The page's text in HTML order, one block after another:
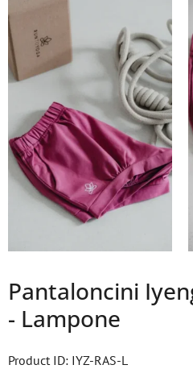
Pantaloncini
- Lampone
Product ID: IYZ-RAS-L